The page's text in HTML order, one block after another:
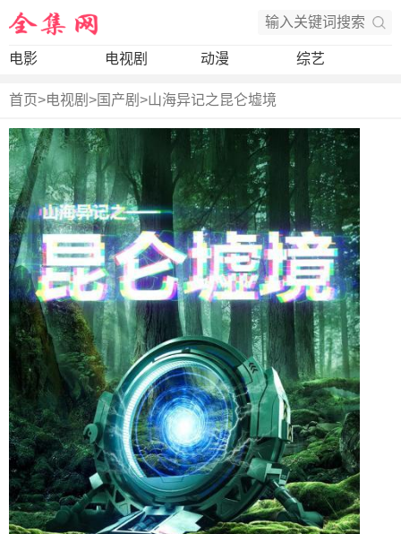
电影 电视剧 动漫 综艺
首页>电视剧 >国产剧 >山海异记之昆仑墟境